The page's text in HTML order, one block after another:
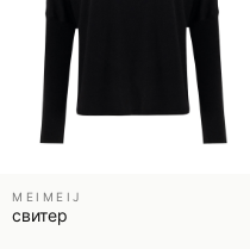
MEIMEIJ
свитер